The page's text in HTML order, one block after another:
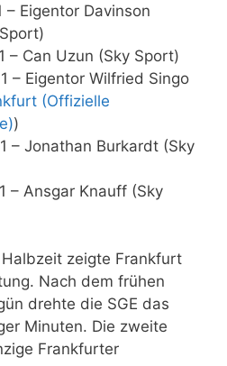
– Eigentor Davinson
– Can Uzun (Sky Sport)
– Eigentor Wilfried Singo
(Offizielle
)
– Jonathan Burkardt (Sky
– Ansgar Knauff (Sky
zeigte Frankfurt
Nach dem frühen
drehte die SGE das
Minuten. Die zweite
Frankfurter